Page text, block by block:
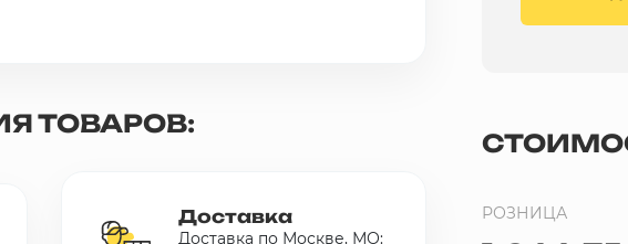
листа
ТОВАРОВ:
Доставка
Доставка по Москве, МО:
РОЗНИЦА